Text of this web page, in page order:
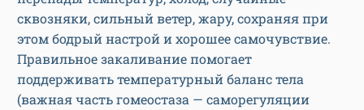
сквозняки, сильный ветер, жару, сохраняя при
этом бодрый настрой и хорошее самочувствие.
Правильное закаливание помогает
поддерживать температурный баланс тела
(важная часть гомеостаза — саморегуляции